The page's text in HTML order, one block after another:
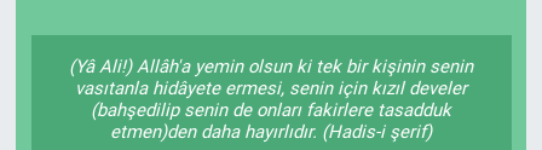
(Yâ Ali!) Allâh'a yemin olsun ki tek bir kişinin senin
vasıtanla hidâyete ermesi, senin için kızıl develer
(bahşedilip senin de onları fakirlere tasadduk
etmen)den daha hayırlıdır. (Hadis-i şerif)
Bilecik